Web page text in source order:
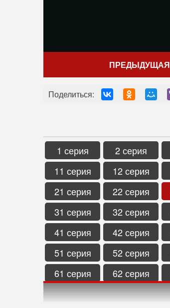
ПРЕДЫДУЩАЯ
Поделиться:
1 серия 2 серия
11 серия
12 серия
21 серия
22 серия
31 серия
32 серия
41 серия
42 серия
51 серия
52 серия
61 серия
62 серия
71 серия
72 серия